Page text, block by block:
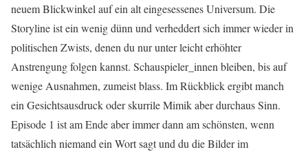
neuem Blickwinkel auf ein alt eingesessenes Universum. Die
Storyline ist ein wenig dünn und verheddert sich immer wieder in
politischen Zwists, denen du nur unter leicht erhöhter
Anstrengung folgen kannst. Schauspieler_innen bleiben, bis auf
wenige Ausnahmen, zumeist blass. Im Rückblick ergibt manch
ein Gesichtsausdruck oder skurrile Mimik aber durchaus Sinn.
Episode 1 ist am Ende aber immer dann am schönsten, wenn
tatsächlich niemand ein Wort sagt und du die Bilder im